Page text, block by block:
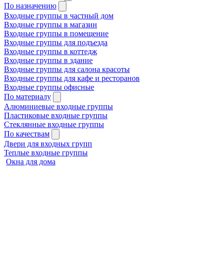
По назначению
Входные группы в частный дом
Входные группы в магазин
Входные группы в помещение
Входные группы для подъезда
Входные группы в коттедж
Входные группы в здание
Входные группы для салона красоты
Входные группы для кафе и ресторанов
Входные группы офисные
По материалу
Алюминиевые входные группы
Пластиковые входные группы
Стеклянные входные группы
По качествам
Двери для входных групп
Теплые входные группы
Окна для дома